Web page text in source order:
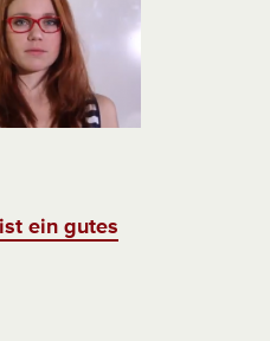
ein gutes